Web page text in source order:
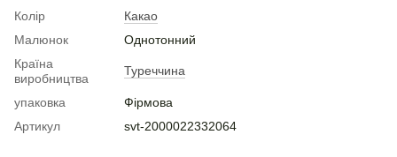
Колір
Какао
Малюнок
Однотонний
Країна
виробництва
Туреччина
упаковка
Фірмова
Артикул
svt-2000022332064